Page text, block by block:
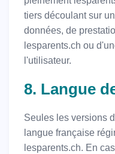
tiers découlant sur
données, de
lesparents.ch ou
l'utilisateur.
8. Langue
Seules les versions
langue française
lesparents.ch. En